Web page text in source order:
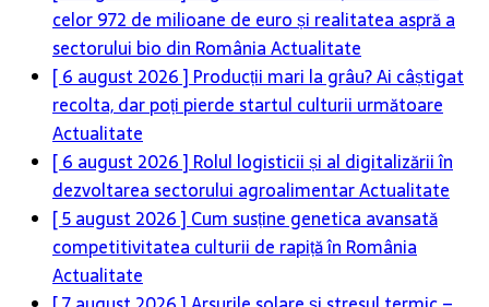
celor 972 de milioane de euro și realitatea aspră a
sectorului bio din RomâniaActualitate
[ 6 august 2026 ]Producții mari la grâu? Ai câștigat
recolta, dar poți pierde startul culturii următoare
Actualitate
[ 6 august 2026 ]Rolul logisticii și al digitalizării în
dezvoltarea sectorului agroalimentarActualitate
[ 5 august 2026 ] Cum susține genetica avansată
competitivitatea culturii de rapiță în România
Actualitate
[ 7 august 2026 ]Arsurile solare și stresul termic –
provocări majore pentru culturile horticole
Actualitate